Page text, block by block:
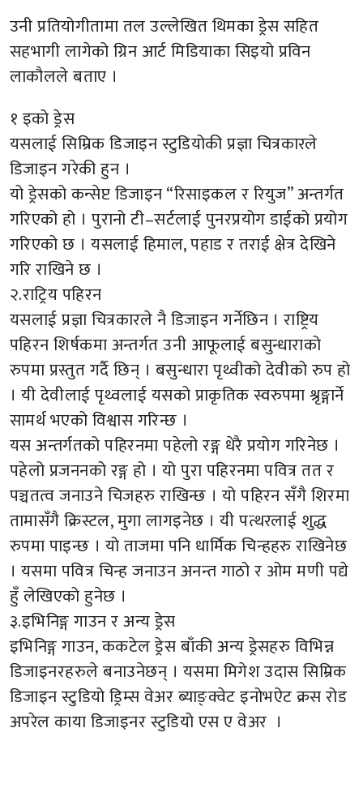
उनी प्रतियोगीतामा तल उल्लेखित थिमका ड्रेस सहित
सहभागी लागेको ग्रिन आर्ट मिडियाका सिइयो प्रविन
लाकौलले बताए ।
१ इको ड्रेस
यसलाई सिम्रिक डिजाइन स्टुडियोकी प्रज्ञा चित्रकारले
डिजाइन गरेकी हुन ।
यो ड्रेसको कन्सेप्ट डिजाइन “रिसाइकल र रियुज” अन्तर्गत
गरिएको हो । पुरानो टी–सर्टलाई पुनरप्रयोग डाईको प्रयोग
गरिएको छ । यसलाई हिमाल, पहाड र तराई क्षेत्र देखिने
गरि राखिने छ ।
२.राट्रिय पहिरन
यसलाई प्रज्ञा चित्रकारले नै डिजाइन गर्नेछिन । राष्ट्रिय
पहिरन शिर्षकमा अन्तर्गत उनी आफूलाई बसुन्धाराको
रुपमा प्रस्तुत गर्दै छिन् । बसुन्धारा पृथ्वीको देवीको रुप हो
। यी देवीलाई पृथ्वलाई यसको प्राकृतिक स्वरुपमा श्रृङ्गार्ने
सामर्थ भएको विश्वास गरिन्छ ।
यस अन्तर्गतको पहिरनमा पहेलो रङ्ग धेरै प्रयोग गरिनेछ ।
पहेलो प्रजननको रङ्ग हो । यो पुरा पहिरनमा पवित्र तत र
पञ्चतत्व जनाउने चिजहरु राखिन्छ । यो पहिरन सँगै शिरमा
तामासँगै क्रिस्टल, मुगा लागइनेछ । यी पत्थरलाई शुद्ध
रुपमा पाइन्छ । यो ताजमा पनि धार्मिक चिन्हहरु राखिनेछ
। यसमा पवित्र चिन्ह जनाउन अनन्त गाठो र ओम मणी पद्ये
हुँ लेखिएको हुनेछ ।
३.इभिनिङ्ग गाउन र अन्य ड्रेस
इभिनिङ्ग गाउन, ककटेल ड्रेस बाँकी अन्य ड्रेसहरु विभिन्न
डिजाइनरहरुले बनाउनेछन् । यसमा मिगेश उदास सिम्रिक
डिजाइन स्टुडियो ड्रिम्स वेअर ब्याङ्क्वेट इनोभऐट क्रस रोड
अपरेल काया डिजाइनर स्टुडियो एस ए वेअर ।